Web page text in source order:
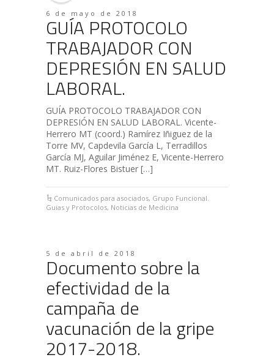
6 de mayo de 2018
GUÍA PROTOCOLO
TRABAJADOR CON
DEPRESIÓN EN SALUD
LABORAL.
GUÍA PROTOCOLO TRABAJADOR CON
DEPRESIÓN EN SALUD LABORAL. Vicente-
Herrero MT (coord.) Ramírez Iñiguez de la
Torre MV, Capdevila García L, Terradillos
García MJ, Aguilar Jiménez E, Vicente-Herrero
MT. Ruiz-Flores Bistuer […]
Comunicados para asociados, Grupo Funcional.
Guias y Protocolos, Noticias de Medicina
5 de abril de 2018
Documento sobre la
efectividad de la
campaña de
vacunación de la gripe
2017-2018.